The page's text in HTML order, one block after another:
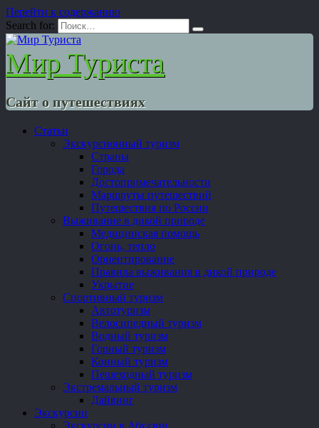
Перейти к содержанию
Search for:
Мир Туриста
Сайт о путешествиях
Статьи
Экскурсионный туризм
Страны
Города
Достопримечательности
Маршруты путешествий
Путешествия по России
Выживание в дикой природе
Медицинская помощь
Огонь, тепло
Ориентирование
Правила выживания в дикой природе
Укрытие
Спортивный туризм
Автотуризм
Велосипедный туризм
Водный туризм
Горный туризм
Конный туризм
Пешеходный туризм
Экстремальный туризм
Дайвинг
Экскурсии
Экскурсии в Абхазии